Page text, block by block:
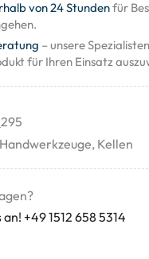
von 24 Stundenfür
– unsere
für Ihren Einsatz
Handwerkzeuge, Kellen
+49 1512 658 5314